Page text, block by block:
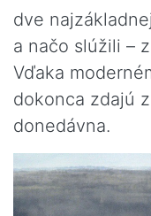
dve
a načo slúžili –
Vďaka
dokonca zdajú
donedávna.